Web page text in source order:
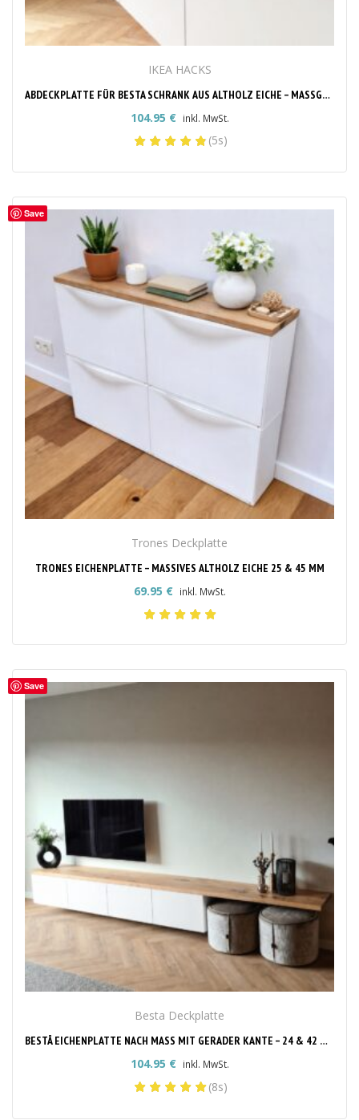
IKEA HACKS
ABDECKPLATTE FÜR BESTA SCHRANK AUS ALTHOLZ EICHE – MASSGEFERTIGT & STILVOLL
104.95 € inkl. MwSt.
(5s)
Save
Trones Deckplatte
TRONES EICHENPLATTE – MASSIVES ALTHOLZ EICHE 25 & 45 MM
69.95 € inkl. MwSt.
Save
Besta Deckplatte
BESTÅ EICHENPLATTE NACH MASS MIT GERADER KANTE – 24 & 42 MM
104.95 € inkl. MwSt.
(8s)